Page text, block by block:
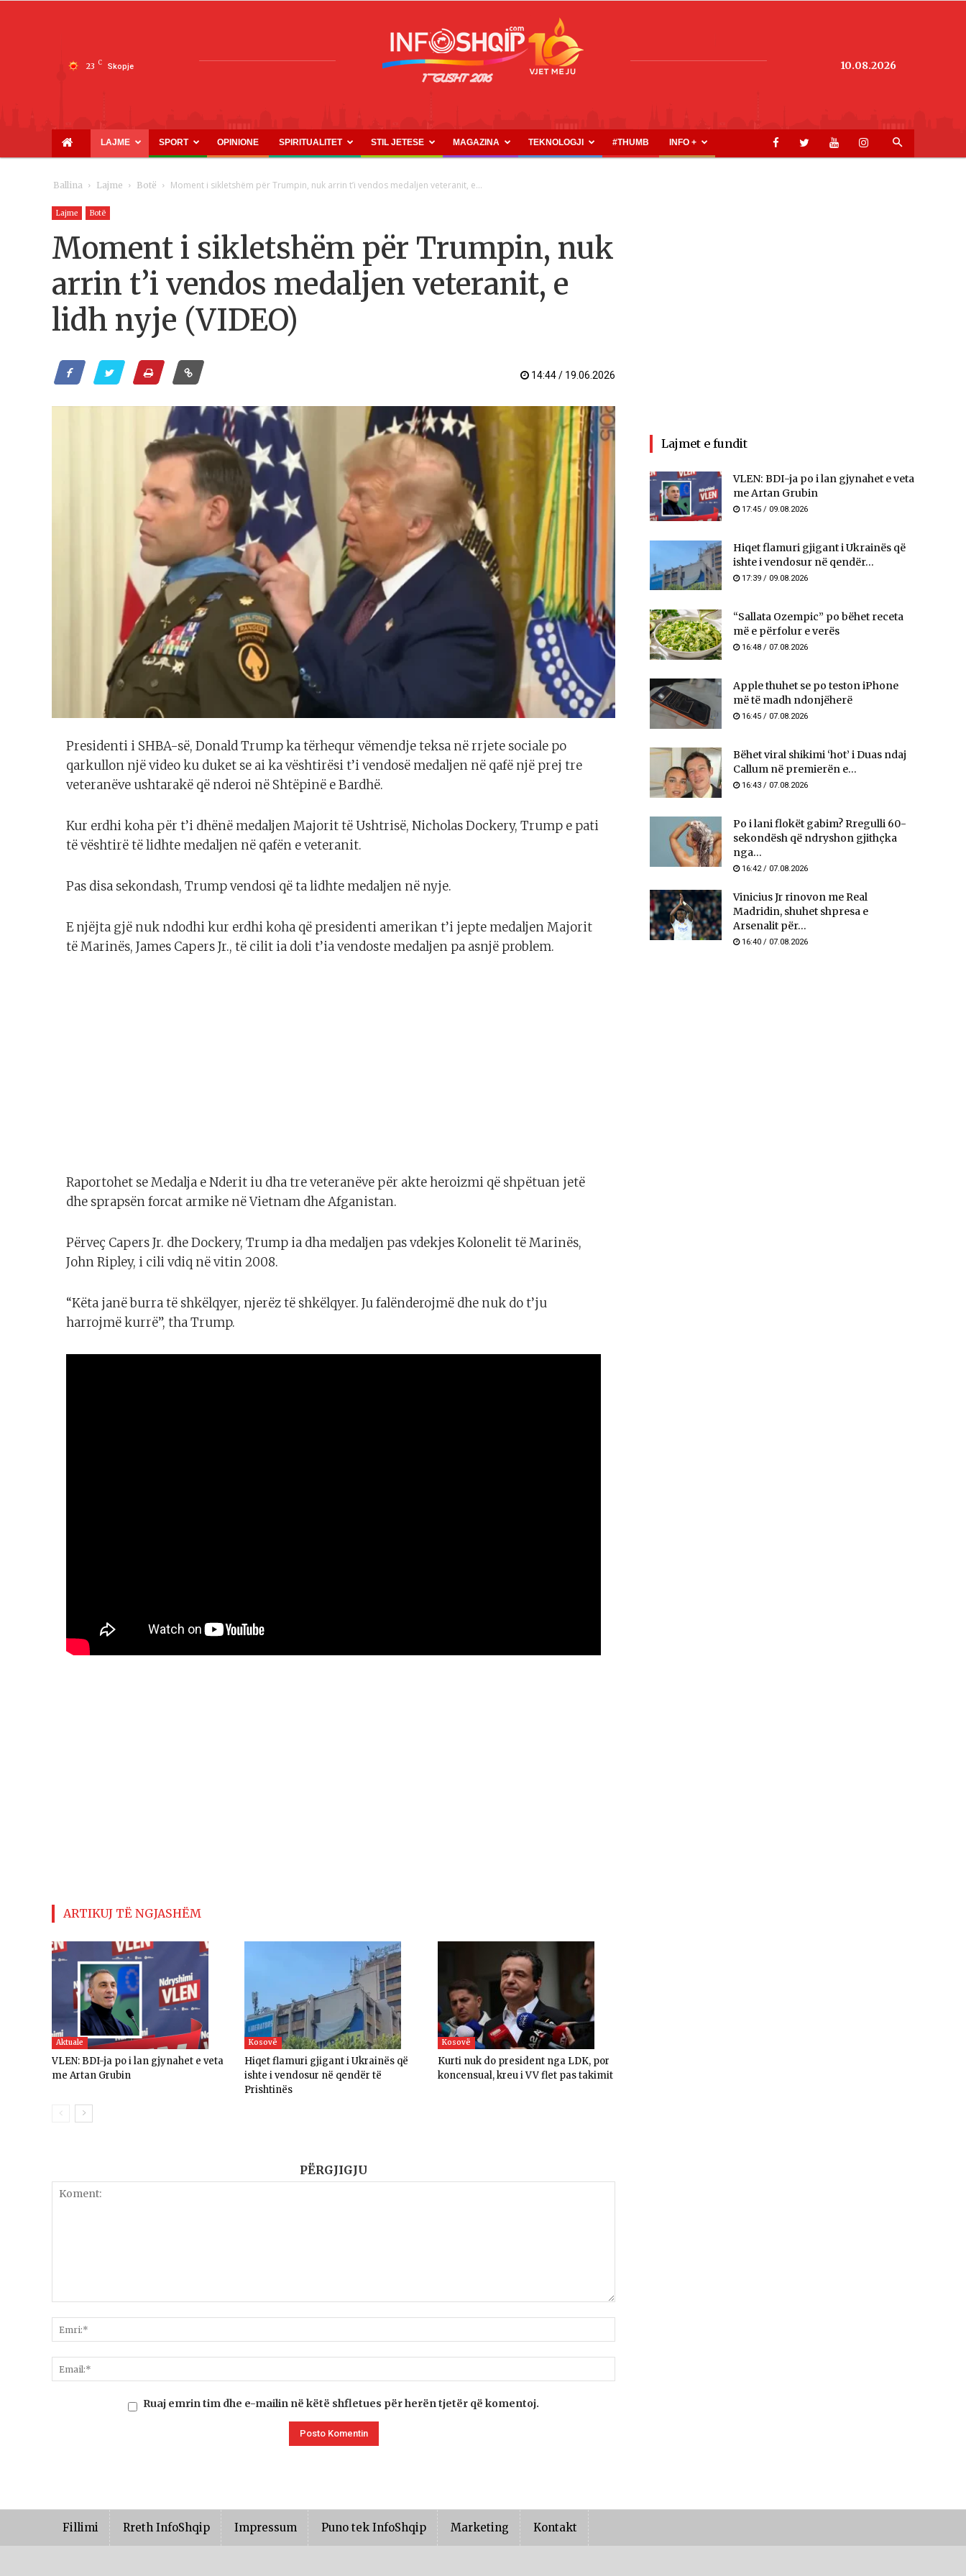
23 C Skopje
INFOSHQIP.COM
10.08.2026
LAJME SPORT OPINIONE SPIRITUALITET STIL JETESE MAGAZINA TEKNOLOGJI #THUMB INFO +
Ballina Lajme Botë Moment i sikletshëm për Trumpin, nuk arrin t’i vendos medaljen veteranit, e...
Lajme Botë
Moment i sikletshëm për Trumpin, nuk
arrin t’i vendos medaljen veteranit, e
lidh nyje (VIDEO)
14:44 / 19.06.2026
Presidenti i SHBA-së, Donald Trump ka tërhequr vëmendje teksa në rrjete sociale po
qarkullon një video ku duket se ai ka vështirësi t’i vendosë medaljen në qafë një prej tre
veteranëve ushtarakë që nderoi në Shtëpinë e Bardhë.
Kur erdhi koha për t’i dhënë medaljen Majorit të Ushtrisë, Nicholas Dockery, Trump e pati
të vështirë të lidhte medaljen në qafën e veteranit.
Pas disa sekondash, Trump vendosi që ta lidhte medaljen në nyje.
E njëjta gjë nuk ndodhi kur erdhi koha që presidenti amerikan t’i jepte medaljen Majorit
të Marinës, James Capers Jr., të cilit ia doli t’ia vendoste medaljen pa asnjë problem.
Raportohet se Medalja e Nderit iu dha tre veteranëve për akte heroizmi që shpëtuan jetë
dhe sprapsën forcat armike në Vietnam dhe Afganistan.
Përveç Capers Jr. dhe Dockery, Trump ia dha medaljen pas vdekjes Kolonelit të Marinës,
John Ripley, i cili vdiq në vitin 2008.
“Këta janë burra të shkëlqyer, njerëz të shkëlqyer. Ju falënderojmë dhe nuk do t’ju
harrojmë kurrë”, tha Trump.
ARTIKUJ TË NGJASHËM
Aktuale
VLEN: BDI-ja po i lan gjynahet e veta
me Artan Grubin
Kosovë
Hiqet flamuri gjigant i Ukrainës që
ishte i vendosur në qendër të
Prishtinës
Kosovë
Kurti nuk do president nga LDK, por
koncensual, kreu i VV flet pas takimit
PËRGJIGJU
Ruaj emrin tim dhe e-mailin në këtë shfletues për herën tjetër që komentoj.
Lajmet e fundit
VLEN: BDI-ja po i lan gjynahet e veta
me Artan Grubin
17:45 / 09.08.2026
Hiqet flamuri gjigant i Ukrainës që
ishte i vendosur në qendër...
17:39 / 09.08.2026
“Sallata Ozempic” po bëhet receta
më e përfolur e verës
16:48 / 07.08.2026
Apple thuhet se po teston iPhone
më të madh ndonjëherë
16:45 / 07.08.2026
Bëhet viral shikimi ‘hot’ i Duas ndaj
Callum në premierën e...
16:43 / 07.08.2026
Po i lani flokët gabim? Rregulli 60-
sekondësh që ndryshon gjithçka
nga...
16:42 / 07.08.2026
Vinicius Jr rinovon me Real
Madridin, shuhet shpresa e
Arsenalit për...
16:40 / 07.08.2026
Fillimi Rreth InfoShqip Impressum Puno tek InfoShqip Marketing Kontakt